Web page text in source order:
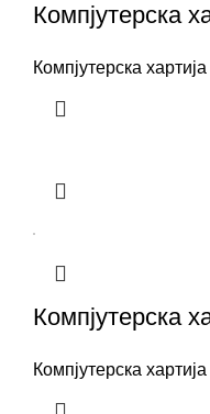
Компјутерска
Компјутерска
Компјутерска
Компјутерска